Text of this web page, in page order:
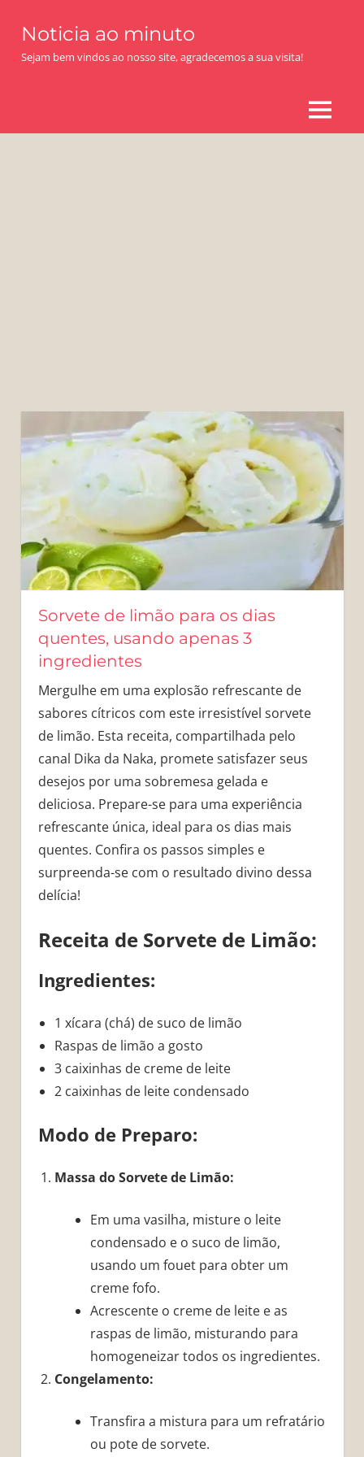
content
Noticia ao minuto
Sejam bem vindos ao nosso site, agradecemos a sua visita!
MENU
Sorvete de limão para os dias
quentes, usando apenas 3
ingredientes
Mergulhe em uma explosão refrescante de
sabores cítricos com este irresistível sorvete
de limão. Esta receita, compartilhada pelo
canal Dika da Naka, promete satisfazer seus
desejos por uma sobremesa gelada e
deliciosa. Prepare-se para uma experiência
refrescante única, ideal para os dias mais
quentes. Confira os passos simples e
surpreenda-se com o resultado divino dessa
delícia!
Receita de Sorvete de Limão:
Ingredientes:
1 xícara (chá) de suco de limão
Raspas de limão a gosto
3 caixinhas de creme de leite
2 caixinhas de leite condensado
Modo de Preparo:
Massa do Sorvete de Limão:
Em uma vasilha, misture o leite
condensado e o suco de limão,
usando um fouet para obter um
creme fofo.
Acrescente o creme de leite e as
raspas de limão, misturando para
homogeneizar todos os ingredientes.
Congelamento:
Transfira a mistura para um refratário
ou pote de sorvete.